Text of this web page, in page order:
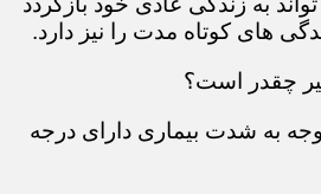
های کوتاه مدت را نیز دارد.
چقدر است؟
به شدت بیماری دارای درجه